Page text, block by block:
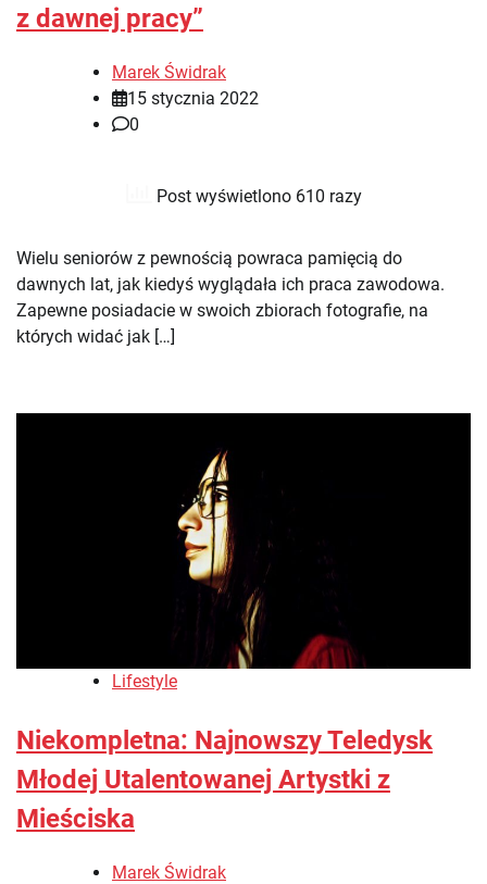
z dawnej pracy”
Marek Świdrak
15 stycznia 2022
0
Post wyświetlono 610 razy
Wielu seniorów z pewnością powraca pamięcią do
dawnych lat, jak kiedyś wyglądała ich praca zawodowa.
Zapewne posiadacie w swoich zbiorach fotografie, na
których widać jak […]
Lifestyle
Niekompletna: Najnowszy Teledysk
Młodej Utalentowanej Artystki z
Mieściska
Marek Świdrak